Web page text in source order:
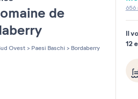
de
Ovest > Paesi Baschi > Bordaberry
656
Il
12